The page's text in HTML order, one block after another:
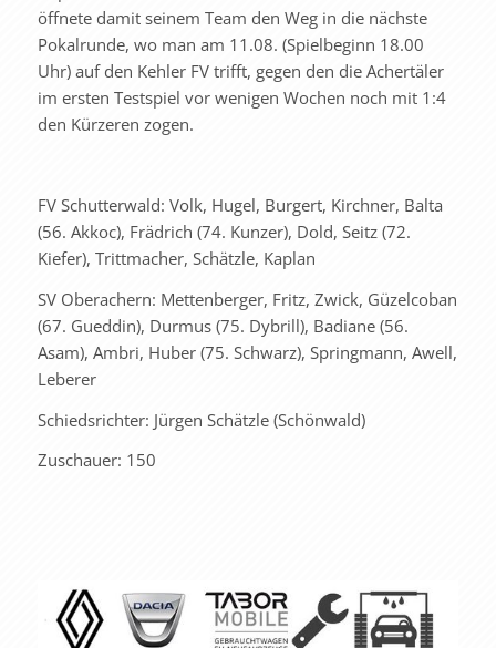
öffnete damit seinem Team den Weg in die nächste
Pokalrunde, wo man am 11.08. (Spielbeginn 18.00
Uhr) auf den Kehler FV trifft, gegen den die Achertäler
im ersten Testspiel vor wenigen Wochen noch mit 1:4
den Kürzeren zogen.
FV Schutterwald: Volk, Hugel, Burgert, Kirchner, Balta
(56. Akkoc), Frädrich (74. Kunzer), Dold, Seitz (72.
Kiefer), Trittmacher, Schätzle, Kaplan
SV Oberachern: Mettenberger, Fritz, Zwick, Güzelcoban
(67. Gueddin), Durmus (75. Dybrill), Badiane (56.
Asam), Ambri, Huber (75. Schwarz), Springmann, Awell,
Leberer
Schiedsrichter: Jürgen Schätzle (Schönwald)
Zuschauer: 150